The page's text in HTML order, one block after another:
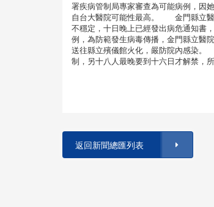
署疾病管制局專家審查為可能病例，因
自台大醫院可能性最高。 金門縣立醫
不穩定，十日晚上已經發出病危通知
例，為防範發生病毒傳播，金門縣立醫
送往縣立殯儀館火化，嚴防院內感染
制，另十八人最晚要到十六日才解禁，
返回新聞總匯列表